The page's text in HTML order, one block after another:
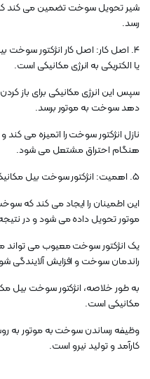
شیر تحویل سوخت تضمین می کند
رسد.
4. اصل کار: اصل کار انژکتور سوخت
یا الکتریکی به انرژی مکانیکی است.
سپس این انرژی مکانیکی برای باز
دهد سوخت به موتور برسد.
نازل انژکتور سوخت را اتمیزه می کند
هنگام احتراق مشتعل می شود.
5. اهمیت: انژکتور سوخت بیل مکانیکی نقش مهمی در عملکرد موتور دارد.
این اطمینان را ایجاد می کند که
موتور تحویل داده می شود و در
یک انژکتور سوخت معیوب می
راندمان سوخت و افزایش آلایندگی
به طور خلاصه، انژکتور سوخت بیل
مکانیکی است.
وظیفه رساندن سوخت به موتور به
کارآمد و تولید نیرو است.